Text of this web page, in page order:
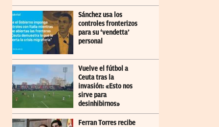
Sánchez usa los
controles fronterizos
para su ‘vendetta’
personal
Vuelve el fútbol a
Ceuta tras la
invasión: «Esto nos
sirve para
desinhibirnos»
Ferran Torres recibe